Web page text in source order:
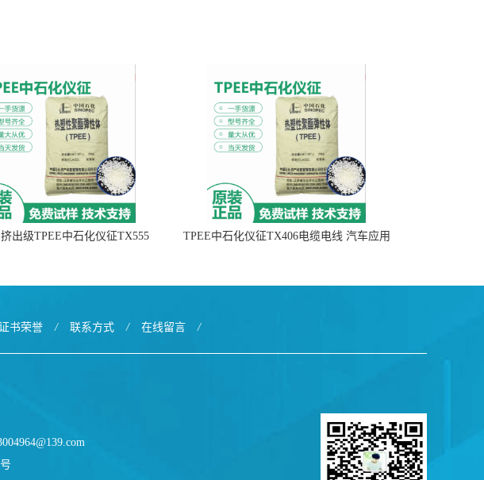
出级TPEE中石化仪征TX555 TPEE中石化仪征TX406电缆电线 汽车应用
书荣誉 / 联系方式 / 在线留言 /